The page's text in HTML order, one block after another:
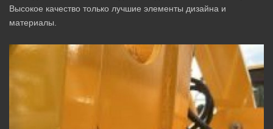
Высокое качество только лучшие элементы дизайна и
материалы.